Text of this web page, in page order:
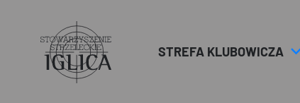
Header
Logo
STREFA KLUBOWICZA